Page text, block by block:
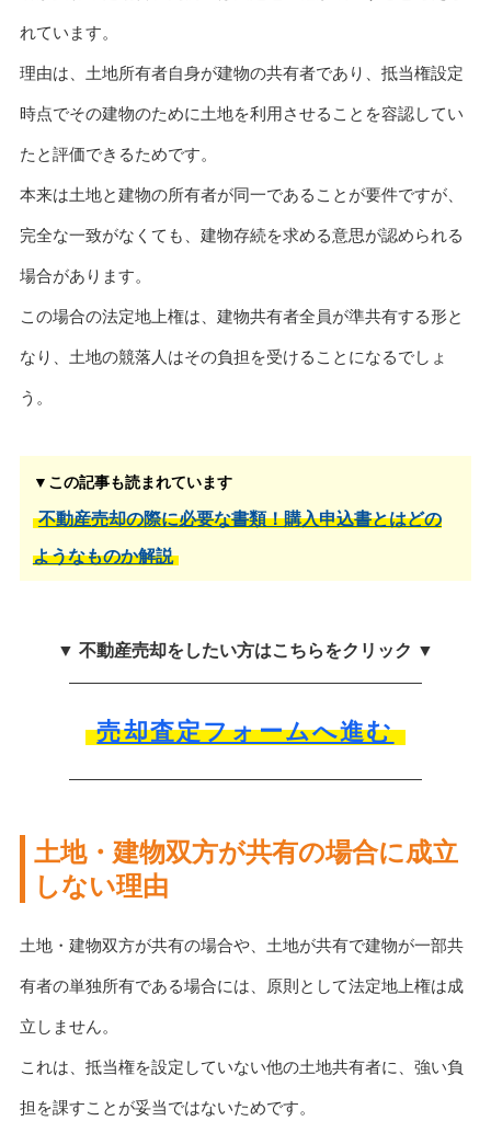
れています。
理由は、土地所有者自身が建物の共有者であり、抵当権設定
時点でその建物のために土地を利用させることを容認してい
たと評価できるためです。
本来は土地と建物の所有者が同一であることが要件ですが、
完全な一致がなくても、建物存続を求める意思が認められる
場合があります。
この場合の法定地上権は、建物共有者全員が準共有する形と
なり、土地の競落人はその負担を受けることになるでしょ
う。
▼この記事も読まれています
不動産売却の際に必要な書類！購入申込書とはどの
ようなものか解説
▼ 不動産売却をしたい方はこちらをクリック ▼
売却査定フォームへ進む
土地・建物双方が共有の場合に成立
しない理由
土地・建物双方が共有の場合や、土地が共有で建物が一部共
有者の単独所有である場合には、原則として法定地上権は成
立しません。
これは、抵当権を設定していない他の土地共有者に、強い負
担を課すことが妥当ではないためです。